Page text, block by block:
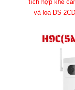
tích hợp khe
và loa DS-